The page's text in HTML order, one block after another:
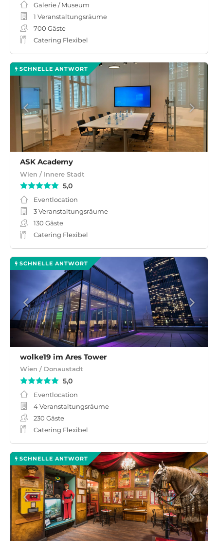
Galerie / Museum
1 Veranstaltungsräume
700 Gäste
Catering Flexibel
SCHNELLE ANTWORT
ASK Academy
Wien / Innere Stadt
5,0
Eventlocation
3 Veranstaltungsräume
130 Gäste
Catering Flexibel
SCHNELLE ANTWORT
wolke19 im Ares Tower
Wien / Donaustadt
5,0
Eventlocation
4 Veranstaltungsräume
230 Gäste
Catering Flexibel
SCHNELLE ANTWORT